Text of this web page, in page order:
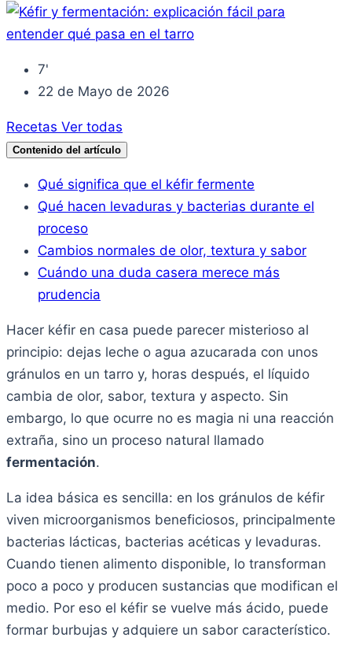
7'
22 de Mayo de 2026
Recetas Ver todas
Contenido del artículo
Qué significa que el kéfir fermente
Qué hacen levaduras y bacterias durante el
proceso
Cambios normales de olor, textura y sabor
Cuándo una duda casera merece más
prudencia
Hacer kéfir en casa puede parecer misterioso al
principio: dejas leche o agua azucarada con unos
gránulos en un tarro y, horas después, el líquido
cambia de olor, sabor, textura y aspecto. Sin
embargo, lo que ocurre no es magia ni una reacción
extraña, sino un proceso natural llamado
fermentación.
La idea básica es sencilla: en los gránulos de kéfir
viven microorganismos beneficiosos, principalmente
bacterias lácticas, bacterias acéticas y levaduras.
Cuando tienen alimento disponible, lo transforman
poco a poco y producen sustancias que modifican el
medio. Por eso el kéfir se vuelve más ácido, puede
formar burbujas y adquiere un sabor característico.